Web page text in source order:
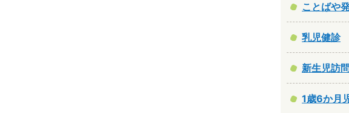
ことばや
乳児健診
新生児訪問
1歳6か月